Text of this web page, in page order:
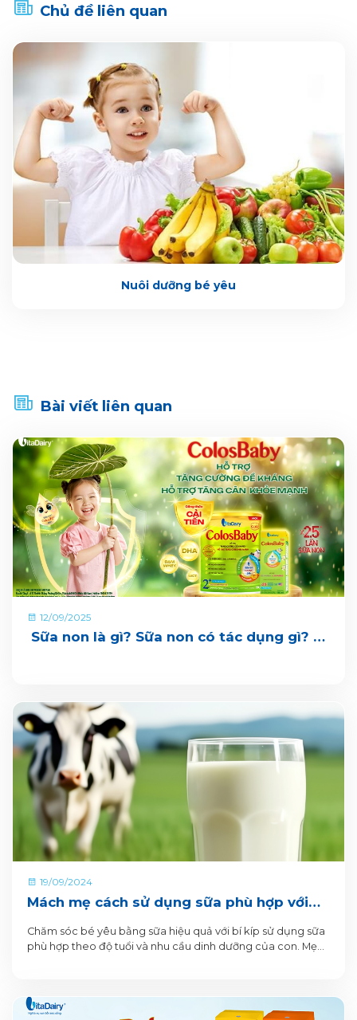
Chủ đề liên quan
Nuôi dưỡng bé yêu
Bài viết liên quan
12/09/2025
Sữa non là gì? Sữa non có tác dụng gì? Ai
19/09/2024
Mách mẹ cách sử dụng sữa phù hợp với
Chăm sóc bé yêu bằng sữa hiệu quả với bí kíp sử dụng sữa
phù hợp theo độ tuổi và nhu cầu dinh dưỡng của con. Mẹ